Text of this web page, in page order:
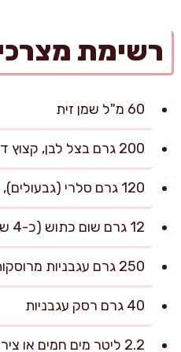
רשימת
60 מ"ל שמן זית
200 גרם בצל לבן, קצוץ דק
120 גרם סלרי (גבעולים), קצוץ דק
12 גרם שום כתוש (כ-4 שיניים)
250 גרם עגבניות מרוסקות (משימורים או טריות מרוסקות)
40 גרם רסק עגבניות
2.2 ליטר מים חמים או ציר בקר חם